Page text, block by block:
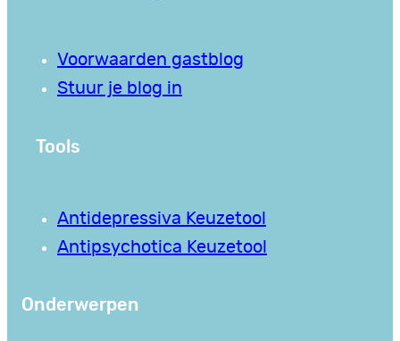
Voorwaarden gastblog
Stuur je blog in
Tools
Antidepressiva Keuzetool
Antipsychotica Keuzetool
Onderwerpen